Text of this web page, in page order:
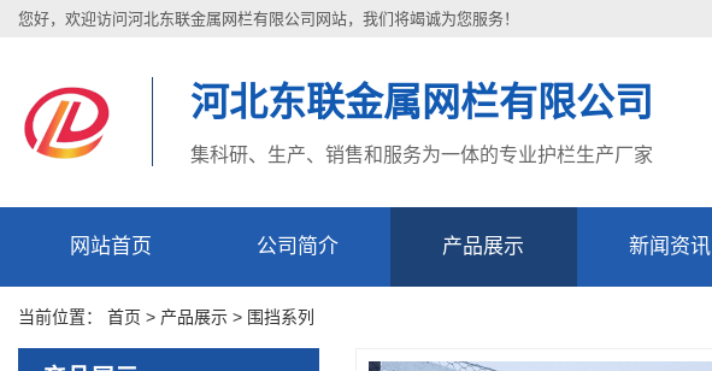
您好，欢迎访问河北东联金属网栏有限公司网站，我们将竭诚为您服务！
河北东联金属网栏有限公司
集科研、生产、销售和服务为一体的专业护栏生产厂家
网站首页 公司简介 产品展示 新闻资讯
当前位置： 首页 > 产品展示 > 围挡系列